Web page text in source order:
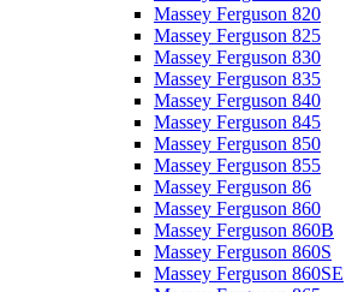
Massey Ferguson 820
Massey Ferguson 825
Massey Ferguson 830
Massey Ferguson 835
Massey Ferguson 840
Massey Ferguson 845
Massey Ferguson 850
Massey Ferguson 855
Massey Ferguson 86
Massey Ferguson 860
Massey Ferguson 860B
Massey Ferguson 860S
Massey Ferguson 860SE